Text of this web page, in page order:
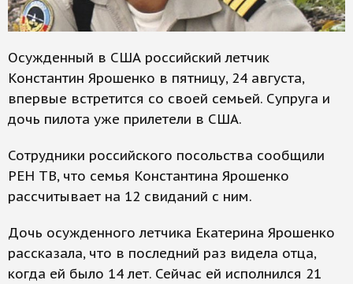
Осужденный в США российский летчик
Константин Ярошенко в пятницу, 24 августа,
впервые встретится со своей семьей. Супруга и
дочь пилота уже прилетели в США.
Сотрудники российского посольства сообщили
РЕН ТВ, что семья Константина Ярошенко
рассчитывает на 12 свиданий с ним.
Дочь осужденного летчика Екатерина Ярошенко
рассказала, что в последний раз видела отца,
когда ей было 14 лет. Сейчас ей исполнился 21